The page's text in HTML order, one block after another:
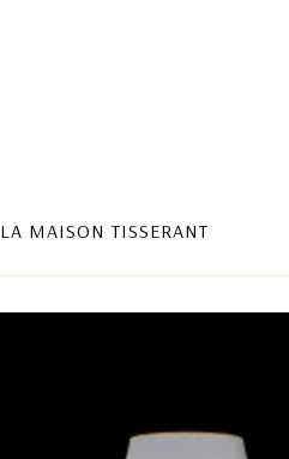
LA MAISON TISSERANT